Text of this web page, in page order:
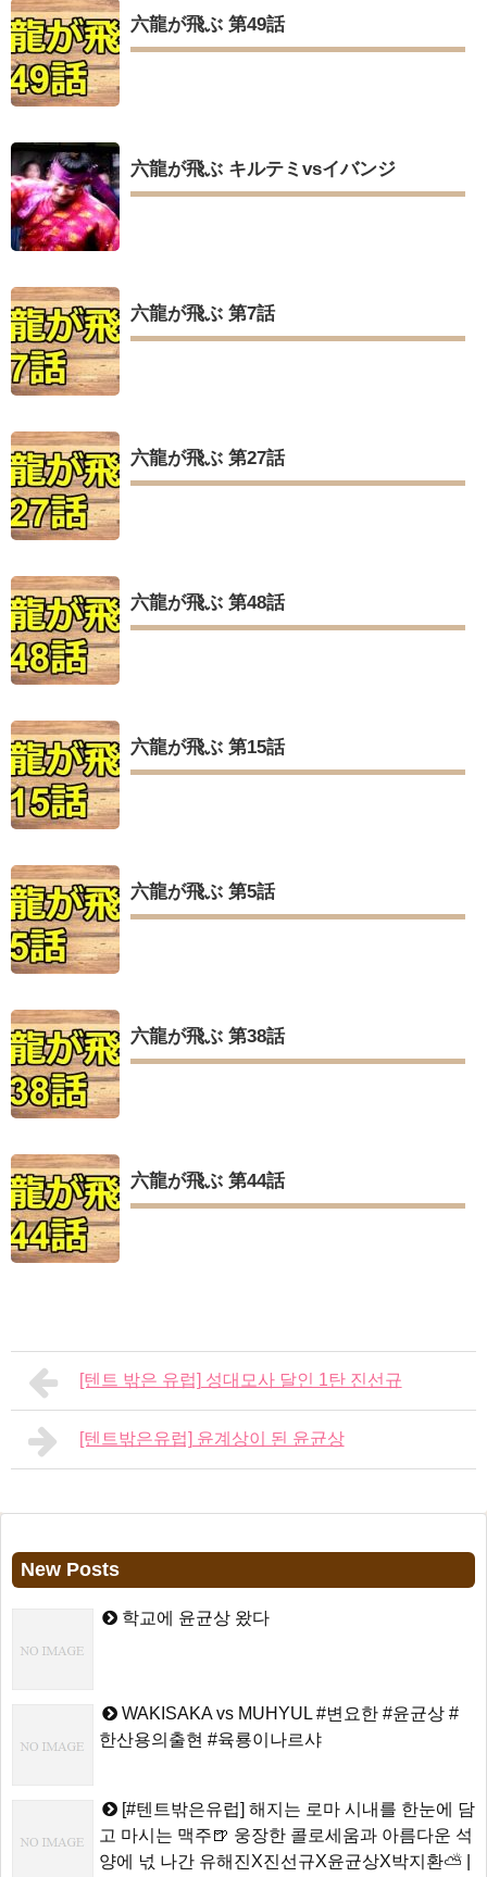
六龍が飛ぶ 第49話
六龍が飛ぶ キルテミvsイバンジ
六龍が飛ぶ 第7話
六龍が飛ぶ 第27話
六龍が飛ぶ 第48話
六龍が飛ぶ 第15話
六龍が飛ぶ 第5話
六龍が飛ぶ 第38話
六龍が飛ぶ 第44話
[텐트 밖은 유럽] 성대모사 달인 1탄 진선규
[텐트밖은유럽] 윤계상이 된 윤균상
New Posts
학교에 윤균상 왔다
WAKISAKA vs MUHYUL #변요한 #윤균상 #
한산용의출현 #육룡이나르샤
[#텐트밖은유럽] 해지는 로마 시내를 한눈에 담
고 마시는 맥주🍺 웅장한 콜로세움과 아름다운 석
양에 넋 나간 유해진X진선규X윤균상X박지환⛅ |